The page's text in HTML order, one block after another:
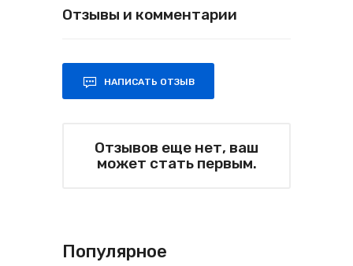
Отзывы и комментарии
НАПИСАТЬ ОТЗЫВ
Отзывов еще нет, ваш
может стать первым.
Популярное